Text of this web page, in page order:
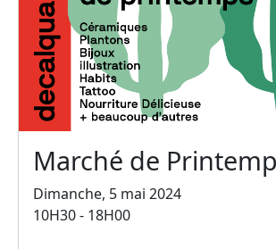
Marché de
Dimanche, 5 mai 2024
10H30 - 18H00